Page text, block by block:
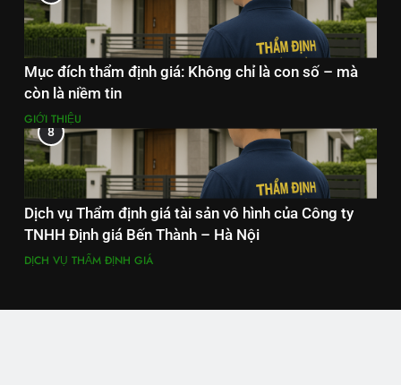
Mục đích thẩm định giá: Không chỉ là con số – mà
còn là niềm tin
GIỚI THIỆU
8
Dịch vụ Thẩm định giá tài sản vô hình của Công ty
TNHH Định giá Bến Thành – Hà Nội
DỊCH VỤ THẨM ĐỊNH GIÁ